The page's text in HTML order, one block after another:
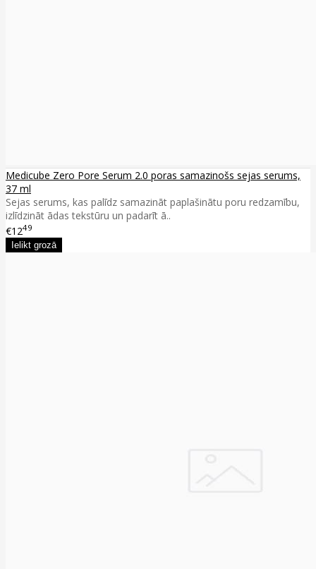
Medicube Zero Pore Serum 2.0 poras samazinošs sejas serums,
37 ml
Sejas serums, kas palīdz samazināt paplašinātu poru redzamību,
izlīdzināt ādas tekstūru un padarīt ā..
€1249